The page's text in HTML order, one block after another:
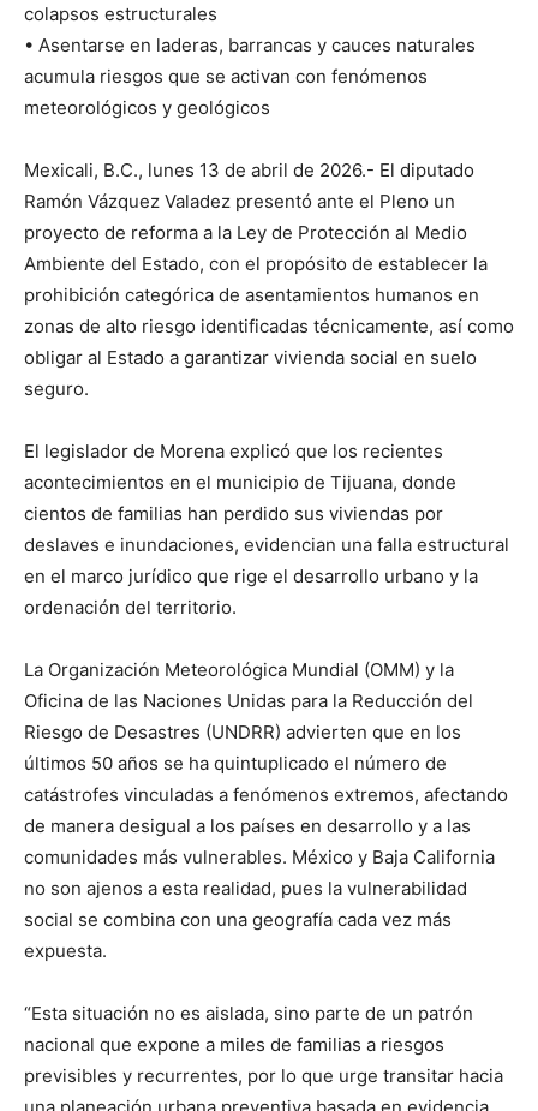
colapsos estructurales
• Asentarse en laderas, barrancas y cauces naturales
acumula riesgos que se activan con fenómenos
meteorológicos y geológicos
Mexicali, B.C., lunes 13 de abril de 2026.- El diputado
Ramón Vázquez Valadez presentó ante el Pleno un
proyecto de reforma a la Ley de Protección al Medio
Ambiente del Estado, con el propósito de establecer la
prohibición categórica de asentamientos humanos en
zonas de alto riesgo identificadas técnicamente, así como
obligar al Estado a garantizar vivienda social en suelo
seguro.
El legislador de Morena explicó que los recientes
acontecimientos en el municipio de Tijuana, donde
cientos de familias han perdido sus viviendas por
deslaves e inundaciones, evidencian una falla estructural
en el marco jurídico que rige el desarrollo urbano y la
ordenación del territorio.
La Organización Meteorológica Mundial (OMM) y la
Oficina de las Naciones Unidas para la Reducción del
Riesgo de Desastres (UNDRR) advierten que en los
últimos 50 años se ha quintuplicado el número de
catástrofes vinculadas a fenómenos extremos, afectando
de manera desigual a los países en desarrollo y a las
comunidades más vulnerables. México y Baja California
no son ajenos a esta realidad, pues la vulnerabilidad
social se combina con una geografía cada vez más
expuesta.
“Esta situación no es aislada, sino parte de un patrón
nacional que expone a miles de familias a riesgos
previsibles y recurrentes, por lo que urge transitar hacia
una planeación urbana preventiva basada en evidencia